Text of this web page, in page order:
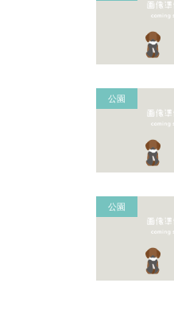
公園
公園